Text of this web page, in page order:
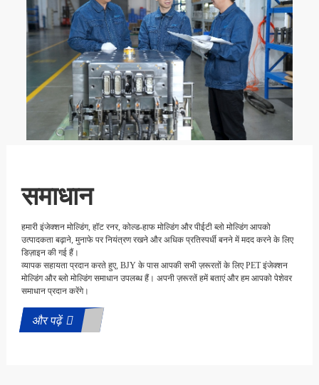
समाधान
हमारी इंजेक्शन मोल्डिंग, हॉट रनर, कोल्ड-हाफ मोल्डिंग और पीईटी ब्लो मोल्डिंग आपको
उत्पादकता बढ़ाने, मुनाफे पर नियंत्रण रखने और अधिक प्रतिस्पर्धी बनने में मदद करने के लिए
डिज़ाइन की गई हैं।
व्यापक सहायता प्रदान करते हुए, BJY के पास आपकी सभी ज़रूरतों के लिए PET इंजेक्शन
मोल्डिंग और ब्लो मोल्डिंग समाधान उपलब्ध हैं। अपनी ज़रूरतें हमें बताएं और हम आपको पेशेवर
समाधान प्रदान करेंगे।
और पढ़ें